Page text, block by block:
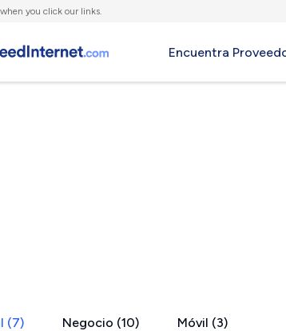
when you click our links.
Encuentra
(7) Negocio (10) Móvil (3)